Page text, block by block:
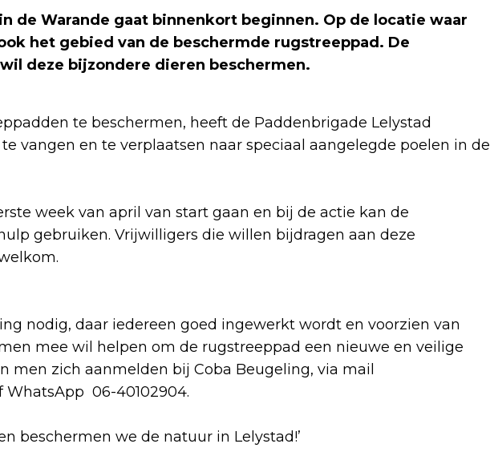
de Warande gaat binnenkort beginnen. Op de locatie waar
het gebied van de beschermde rugstreeppad. De
deze bijzondere dieren beschermen.
te beschermen, heeft de Paddenbrigade Lelystad
vangen en te verplaatsen naar speciaal aangelegde poelen in de
week van april van start gaan en bij de actie kan de
gebruiken. Vrijwilligers die willen bijdragen aan deze
nodig, daar iedereen goed ingewerkt wordt en voorzien van
mee wil helpen om de rugstreeppad een nieuwe en veilige
men zich aanmelden bij Coba Beugeling, via mail
WhatsApp 06-40102904.
beschermen we de natuur in Lelystad!’